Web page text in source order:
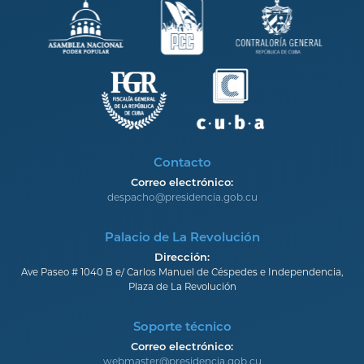
Contacto
Correo electrónico:
despacho@presidencia.gob.cu
Palacio de La Revolución
Dirección:
Ave Paseo # 1040 B e/ Carlos Manuel de Céspedes e Independencia,
Plaza de La Revolución
Soporte técnico
Correo electrónico:
webmaster@presidencia.gob.cu